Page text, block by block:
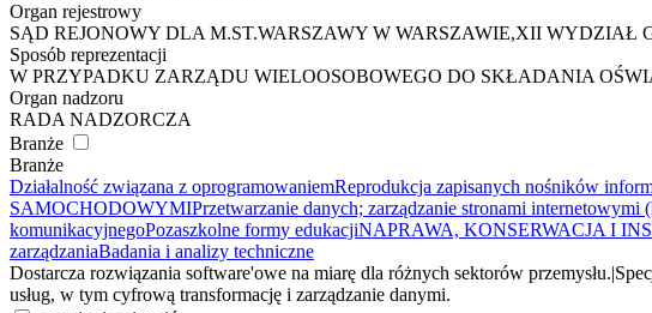
Organ rejestrowy
SĄD REJONOWY DLA M.ST.WARSZAWY W WARSZAWIE,XII WYDZIAŁ
Sposób reprezentacji
W PRZYPADKU ZARZĄDU WIELOOSOBOWEGO DO SKŁADANIA
Organ nadzoru
RADA NADZORCZA
Branże
Branże
Działalność związana z oprogramowaniemReprodukcja zapisanych nośników
SAMOCHODOWYMIPrzetwarzanie danych; zarządzanie stronami internetowymi
komunikacyjnegoPozaszkolne formy edukacjiNAPRAWA, KONSERWACJA I
zarządzaniaBadania i analizy techniczne
Dostarcza rozwiązania software'owe na miarę dla różnych sektorów przemysłu.
usług, w tym cyfrową transformację i zarządzanie danymi.